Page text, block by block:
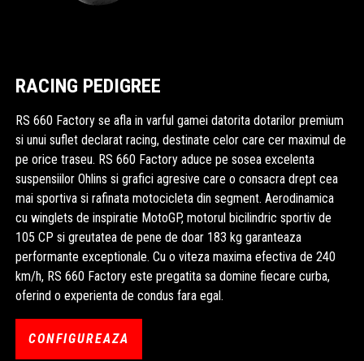
RACING PEDIGREE
RS 660 Factory se afla in varful gamei datorita dotarilor premium
si unui suflet declarat racing, destinate celor care cer maximul de
pe orice traseu. RS 660 Factory aduce pe sosea excelenta
suspensiilor Ohlins si grafici agresive care o consacra drept cea
mai sportiva si rafinata motocicleta din segment. Aerodinamica
cu winglets de inspiratie MotoGP, motorul bicilindric sportiv de
105 CP si greutatea de pene de doar 183 kg garanteaza
performante exceptionale. Cu o viteza maxima efectiva de 240
km/h, RS 660 Factory este pregatita sa domine fiecare curba,
oferind o experienta de condus fara egal.
CONFIGUREAZA